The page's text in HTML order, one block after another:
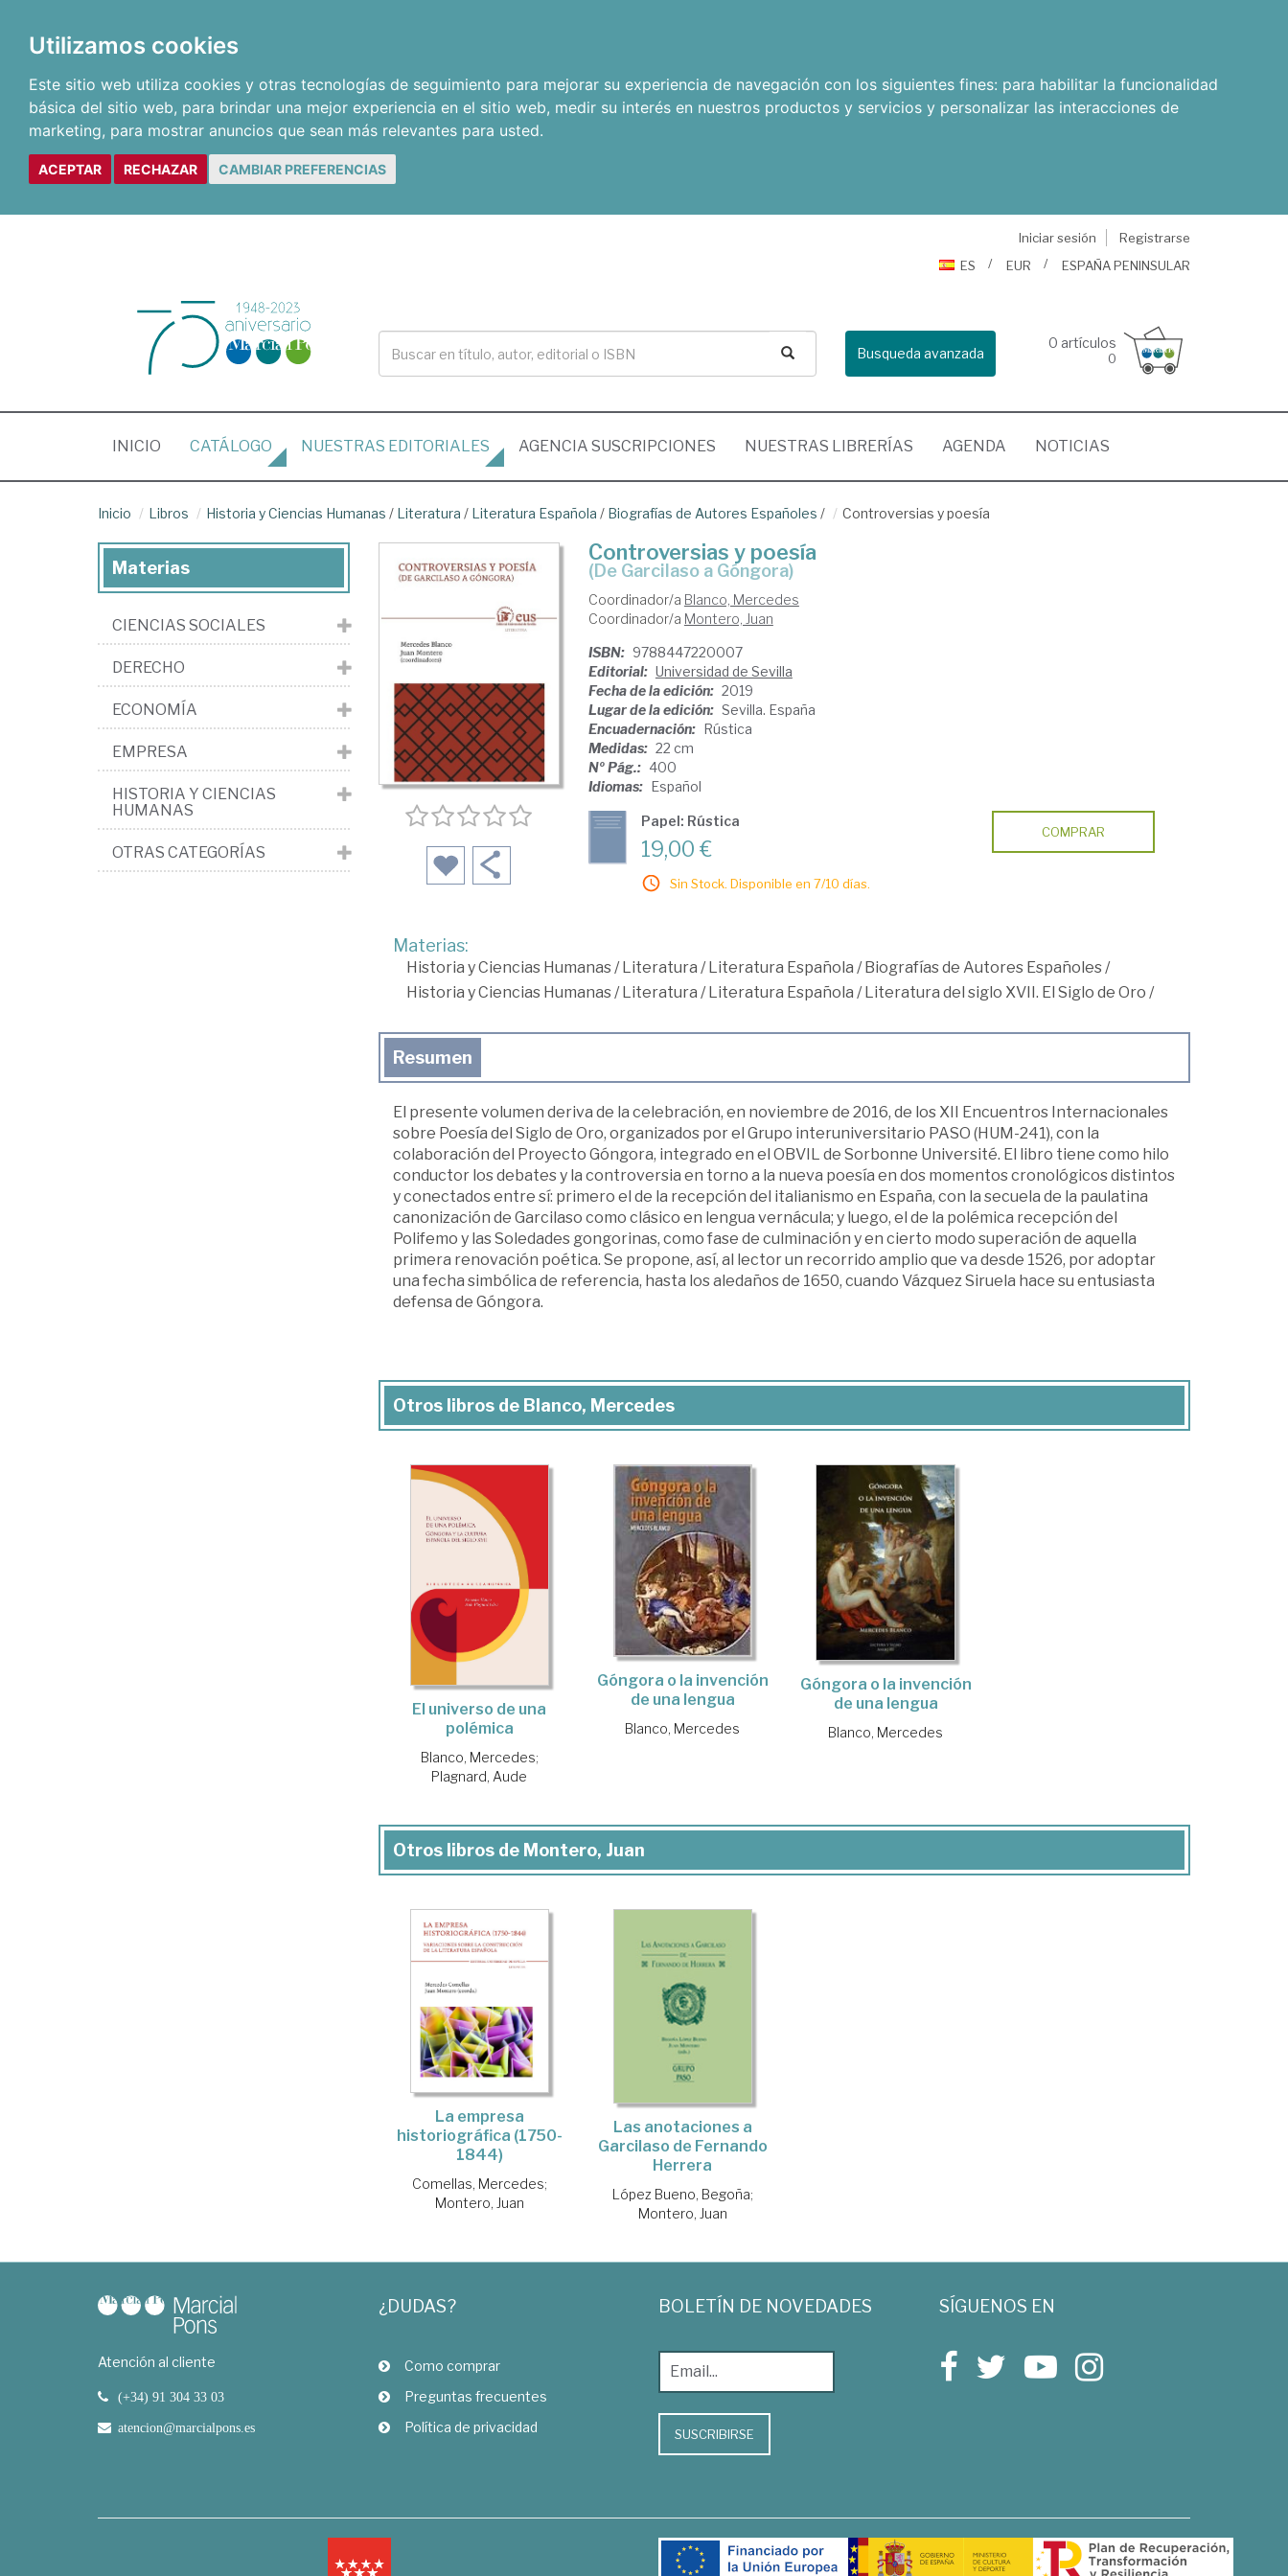
Utilizamos cookies
Este sitio web utiliza cookies y otras tecnologías de seguimiento para mejorar su experiencia de navegación con los siguientes fines: para habilitar la funcionalidad
básica del sitio web, para brindar una mejor experiencia en el sitio web, medir su interés en nuestros productos y servicios y personalizar las interacciones de
marketing, para mostrar anuncios que sean más relevantes para usted.
ACEPTAR RECHAZAR CAMBIAR PREFERENCIAS
Iniciar sesión
Registrarse
ES
EUR ESPAÑA PENINSULAR
Busqueda avanzada
0 artículos
0
INICIO (CURRENT)
CATÁLOGO NUESTRAS EDITORIALES AGENCIA SUSCRIPCIONES NUESTRAS LIBRERÍAS AGENDA NOTICIAS
Inicio Libros Historia y Ciencias Humanas / Literatura / Literatura Española / Biografías de Autores Españoles / Controversias y poesía
Controversias y poesía
(de Garcilaso a Góngora)
Coordinador/a Blanco, Mercedes
Coordinador/a Montero, Juan
ISBN: 9788447220007
Editorial: Universidad de Sevilla
Fecha de la edición: 2019
Lugar de la edición: Sevilla. España
Encuadernación: Rústica
Medidas: 22 cm
Nº Pág.: 400
Idiomas: Español
Papel: Rústica
19,00 €
Sin Stock. Disponible en 7/10 días.
COMPRAR
Materias:
Historia y Ciencias Humanas/Literatura /Literatura Española /Biografías de Autores Españoles/
Historia y Ciencias Humanas/Literatura /Literatura Española /Literatura del siglo XVII. El Siglo de Oro /
Resumen
El presente volumen deriva de la celebración, en noviembre de 2016, de los XII Encuentros Internacionales
sobre Poesía del Siglo de Oro, organizados por el Grupo interuniversitario PASO (HUM-241), con la
colaboración del Proyecto Góngora, integrado en el OBVIL de Sorbonne Université. El libro tiene como hilo
conductor los debates y la controversia en torno a la nueva poesía en dos momentos cronológicos distintos
y conectados entre sí: primero el de la recepción del italianismo en España, con la secuela de la paulatina
canonización de Garcilaso como clásico en lengua vernácula; y luego, el de la polémica recepción del
Polifemo y las Soledades gongorinas, como fase de culminación y en cierto modo superación de aquella
primera renovación poética. Se propone, así, al lector un recorrido amplio que va desde 1526, por adoptar
una fecha simbólica de referencia, hasta los aledaños de 1650, cuando Vázquez Siruela hace su entusiasta
defensa de Góngora.
Otros libros de Blanco, Mercedes
El universo de una
polémica
Blanco, Mercedes;
Plagnard, Aude
Góngora o la invención
de una lengua
Blanco, Mercedes
Góngora o la invención
de una lengua
Blanco, Mercedes
Otros libros de Montero, Juan
La empresa
historiográfica (1750-
1844)
Comellas, Mercedes;
Montero, Juan
Las anotaciones a
Garcilaso de Fernando
Herrera
López Bueno, Begoña;
Montero, Juan
Materias
CIENCIAS SOCIALES
DERECHO
ECONOMÍA
EMPRESA
HISTORIA Y CIENCIAS
HUMANAS
OTRAS CATEGORÍAS
Atención al cliente
(+34) 91 304 33 03
atencion@marcialpons.es
¿DUDAS?
Como comprar
Preguntas frecuentes
Política de privacidad
BOLETÍN DE NOVEDADES
SUSCRIBIRSE
SÍGUENOS EN